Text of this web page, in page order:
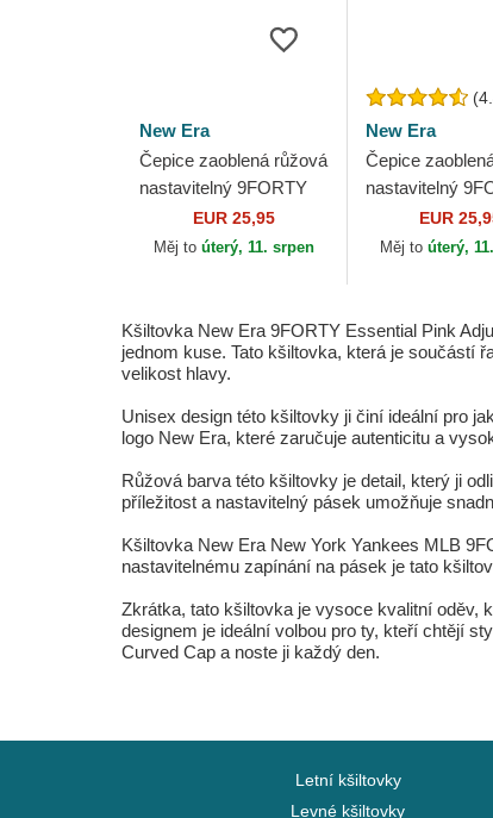
New Era
Čepice zaoblená růžová
nastavitelný 9FORTY
League Essential New
York Yankees MLB
EUR 25,95
Měj to úterý, 11. srpen
New Era
Čepice
nastavitelný
League
York Yankees
EUR
Měj to úterý,
Kšiltovka New Era 9FORTY Essential Pink
jednom kuse. Tato kšiltovka, která je součástí
velikost hlavy.
Unisex design této kšiltovky ji činí ideální pro
logo New Era, které zaručuje autenticitu a
Růžová barva této kšiltovky je detail, který ji
příležitost a nastavitelný pásek umožňuje
Kšiltovka New Era New York Yankees MLB
nastavitelnému zapínání na pásek je tato
Zkrátka, tato kšiltovka je vysoce kvalitní oděv,
designem je ideální volbou pro ty, kteří chtějí
Curved Cap a noste ji každý den.
Letní kšiltovky
Levné kšiltovky